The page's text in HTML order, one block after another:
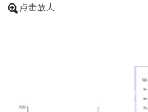
点击放大